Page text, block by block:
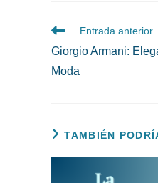
comentar
Leer
artículos
Entrada anterior
Giorgio Armani:
Moda
TAMBIÉN